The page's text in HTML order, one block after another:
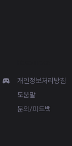
개인정보처리방침
도움말
문의/피드백